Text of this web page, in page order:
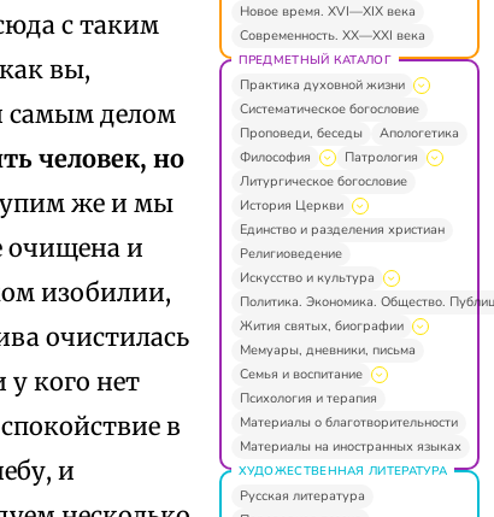
с таким
вы,
самым делом
человек, но
же и мы
очищена и
изобилии,
очистилась
у кого нет
в
и
Новое время. XVI—XIX века
Современность. XX—XXI века
ПРЕДМЕТНЫЙ КАТАЛОГ
Практика духовной жизни
Систематическое богословие
Проповеди, беседы
Апологетика
Философия
Патрология
Литургическое богословие
История Церкви
Единство и разделения христиан
Религиоведение
Искусство и культура
Политика. Экономика. Общество.
Жития святых, биографии
Мемуары, дневники, письма
Семья и воспитание
Психология и терапия
Материалы о благотворительности
Материалы на иностранных языках
ХУДОЖЕСТВЕННАЯ ЛИТЕРАТУРА
Русская литература